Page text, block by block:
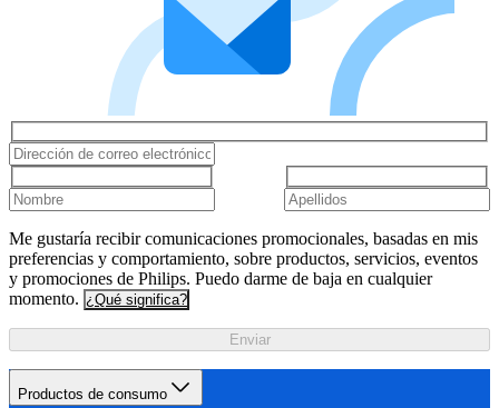
Me gustaría recibir comunicaciones promocionales, basadas en mis
preferencias y comportamiento, sobre productos, servicios, eventos
y promociones de Philips. Puedo darme de baja en cualquier
momento. ¿Qué significa?
Enviar
Productos de consumo